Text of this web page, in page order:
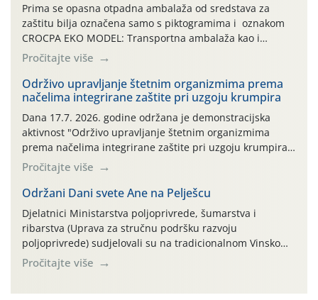
Prima se opasna otpadna ambalaža od sredstava za
zaštitu bilja označena samo s piktogramima i oznakom
CROCPA EKO MODEL: Transportna ambalaža kao i
ambalaža drugih proizvoda koji nisu sredstva za zaštitu
bilja (npr. ambalaža od mineralnih gnojiva,) se ne
prihvaća. Korisnicima je osiguran besplatni povrat
prazne ambalaže isključivo ovih tvrtki: AGROCHEM-MAKS,
AGRONOM, ALBAUGH TKI* (PINUS […]
Pročitajte više
Održivo upravljanje štetnim organizmima prema
načelima integrirane zaštite pri uzgoju krumpira
Dana 17.7. 2026. godine održana je demonstracijska
aktivnost "Održivo upravljanje štetnim organizmima
prema načelima integrirane zaštite pri uzgoju krumpira"
na pokusnom polju "Poredje", kraj naselja Belica (ARKOD
parcela ID 2445031) (središnji dio Međimurske županije).
Pročitajte više
Održani Dani svete Ane na Pelješcu
Djelatnici Ministarstva poljoprivrede, šumarstva i
ribarstva (Uprava za stručnu podršku razvoju
poljoprivrede) sudjelovali su na tradicionalnom Vinskom
forumu, održanom 24.07.2026. godine u Domu vinarske
tradicije u Putnikovićima na poluotoku Pelješcu, u
Pročitajte više